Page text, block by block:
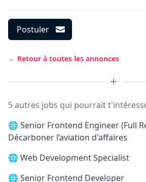
Postuler
← Retour à toutes les annonces
5 autres jobs qui pourrait
🌐 Senior Frontend Engineer (Full
Décarboner l’aviation d'affaires
🌐 Web Development Specialist
🌐 Senior Frontend Developer